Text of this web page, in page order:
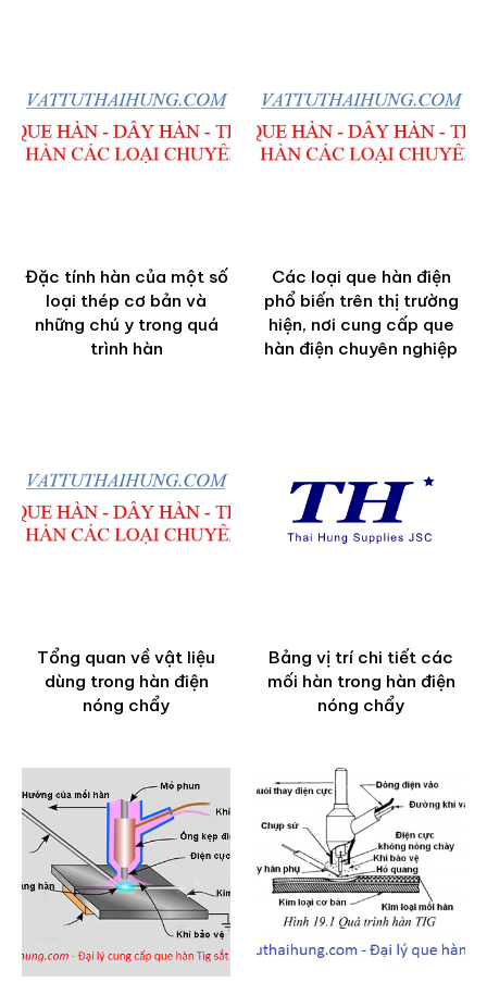
Đặc tính hàn của một số
loại thép cơ bản và
những chú y trong quá
trình hàn
Các loại que hàn điện
phổ biến trên thị trường
hiện, nơi cung cấp que
hàn điện chuyên nghiệp
Tổng quan về vật liệu
dùng trong hàn điện
nóng chẩy
Bảng vị trí chi tiết các
mối hàn trong hàn điện
nóng chẩy